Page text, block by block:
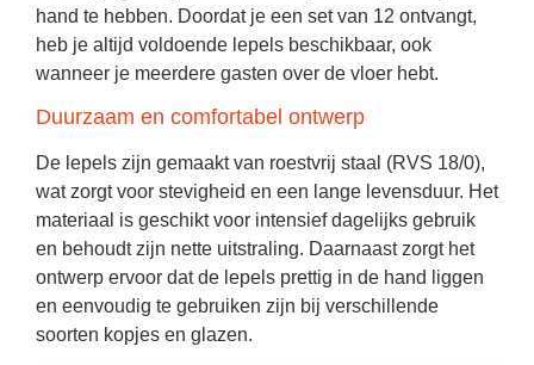
hand te hebben. Doordat je een set van 12 ontvangt,
heb je altijd voldoende lepels beschikbaar, ook
wanneer je meerdere gasten over de vloer hebt.
Duurzaam en comfortabel ontwerp
De lepels zijn gemaakt van roestvrij staal (RVS 18/0),
wat zorgt voor stevigheid en een lange levensduur. Het
materiaal is geschikt voor intensief dagelijks gebruik
en behoudt zijn nette uitstraling. Daarnaast zorgt het
ontwerp ervoor dat de lepels prettig in de hand liggen
en eenvoudig te gebruiken zijn bij verschillende
soorten kopjes en glazen.